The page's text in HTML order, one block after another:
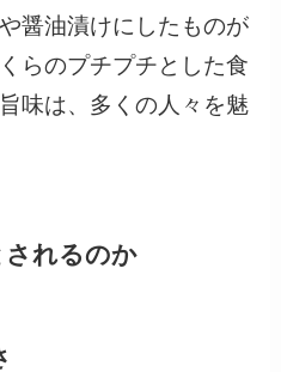
醤油漬けにしたものが
らのプチプチとした食
味は、多くの人々を魅
れるのか